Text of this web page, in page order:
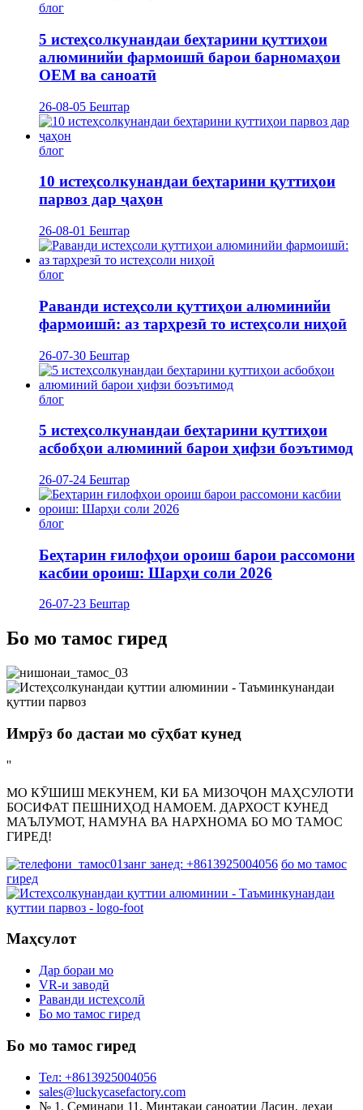
блог
5 истеҳсолкунандаи беҳтарини қуттиҳои
алюминийи фармоишӣ барои барномаҳои
OEM ва саноатӣ
26-08-05 Бештар
блог
10 истеҳсолкунандаи беҳтарини қуттиҳои
парвоз дар ҷаҳон
26-08-01 Бештар
блог
Раванди истеҳсоли қуттиҳои алюминийи
фармоишӣ: аз тарҳрезӣ то истеҳсоли ниҳоӣ
26-07-30 Бештар
блог
5 истеҳсолкунандаи беҳтарини қуттиҳои
асбобҳои алюминий барои ҳифзи боэътимод
26-07-24 Бештар
блог
Беҳтарин ғилофҳои ороиш барои рассомони
касбии ороиш: Шарҳи соли 2026
26-07-23 Бештар
Бо мо тамос гиред
Имрӯз бо дастаи мо сӯҳбат кунед
''
МО КӮШИШ МЕКУНЕМ, КИ БА МИЗОҶОН МАҲСУЛОТИ
БОСИФАТ ПЕШНИҲОД НАМОЕМ. ДАРХОСТ КУНЕД
МАЪЛУМОТ, НАМУНА ВА НАРХНОМА БО МО ТАМОС
ГИРЕД!
занг занед: +8613925004056 бо мо тамос
гиред
Маҳсулот
Дар бораи мо
VR-и заводӣ
Раванди истеҳсолӣ
Бо мо тамос гиред
Бо мо тамос гиред
Тел: +8613925004056
sales@luckycasefactory.com
№ 1, Семинари 11, Минтақаи саноатии Дасин, деҳаи